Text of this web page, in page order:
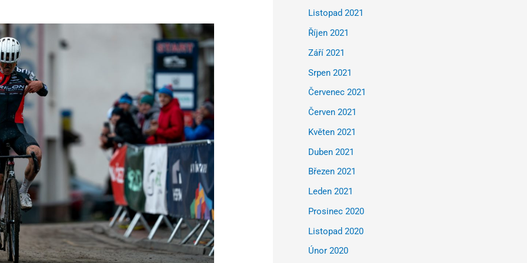
Listopad 2021
Říjen 2021
Září 2021
Srpen 2021
Červenec 2021
Červen 2021
Květen 2021
Duben 2021
Březen 2021
Leden 2021
Prosinec 2020
Listopad 2020
Únor 2020